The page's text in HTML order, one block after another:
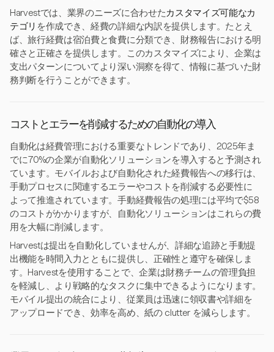
Harvestでは、業界のニーズに合わせたカスタマイズ可能なカ
テゴリ を作成でき、経費の詳細な内訳を提供します。たとえ
ば、旅行経費は宿泊費と食費に分類でき、財務報告における明
確さと正確さを提供します。このカスタマイズにより、企業は
支出パターンについてより深い洞察を得て、情報に基づいた財
務判断を行うことができます。
コストとエラーを削減するための自動化の導入
自動化は経費管理における重要なトレンドであり、2025年ま
でに70%の企業が自動化ソリューションを導入すると予測され
ています。モバイルおよび自動化された経費報告への移行は、
手動プロセスに関連するエラーやコストを削減する必要性に
よって推進されています。手動経費報告の処理には平均で$58
のコストがかかりますが、自動化ソリューションはこれらの費
用を大幅に削減します。
Harvestは提出を自動化していませんが、詳細な追跡と手動提
出機能を時間入力とともに提供し、正確性と遵守を確保しま
す。Harvestを使用することで、企業は財務チームの管理負担
を軽減し、より戦略的なタスクに集中できるようになります。
モバイル提出の統合により、従業員は迅速に領収書や詳細を
アップロードでき、効率を高め、紙の clutter を減らします。